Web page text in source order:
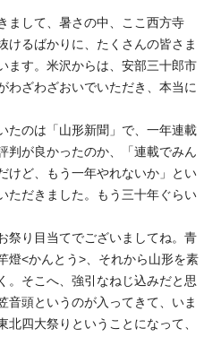
まして、暑さの中、ここ西方寺
けるばかりに、たくさんの皆さま
ます。米沢からは、安部三十郎市
わざわざおいでいただき、本当に
たのは「山形新聞」で、一年連載
判が良かったのか、「連載でみん
けど、もう一年やれないか」とい
ただきました。もう三十年ぐらい
祭り目当てでございましてね。青
燈<かんとう>、それから山形を素
。そこへ、強引なねじ込みだと思
音頭というのが入ってきて、いま
北四大祭りということになって、